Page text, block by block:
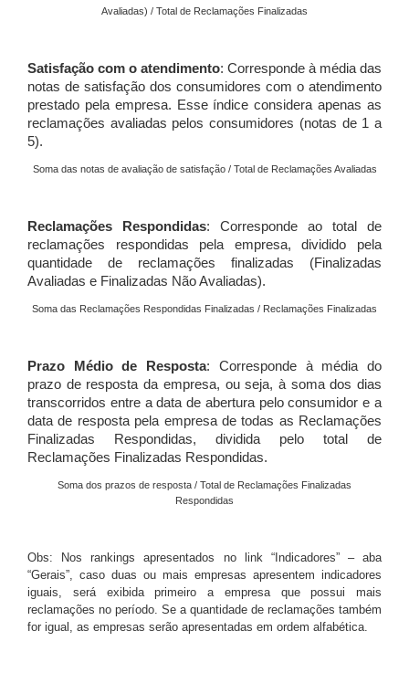
Avaliadas) / Total de Reclamações Finalizadas
Satisfação com o atendimento: Corresponde à média das
notas de satisfação dos consumidores com o atendimento
prestado pela empresa. Esse índice considera apenas as
reclamações avaliadas pelos consumidores (notas de 1 a
5).
Soma das notas de avaliação de satisfação / Total de Reclamações Avaliadas
Reclamações Respondidas: Corresponde ao total de
reclamações respondidas pela empresa, dividido pela
quantidade de reclamações finalizadas (Finalizadas
Avaliadas e Finalizadas Não Avaliadas).
Soma das Reclamações Respondidas Finalizadas / Reclamações Finalizadas
Prazo Médio de Resposta: Corresponde à média do
prazo de resposta da empresa, ou seja, à soma dos dias
transcorridos entre a data de abertura pelo consumidor e a
data de resposta pela empresa de todas as Reclamações
Finalizadas Respondidas, dividida pelo total de
Reclamações Finalizadas Respondidas.
Soma dos prazos de resposta / Total de Reclamações Finalizadas
Respondidas
Obs: Nos rankings apresentados no link “Indicadores” – aba
“Gerais”, caso duas ou mais empresas apresentem indicadores
iguais, será exibida primeiro a empresa que possui mais
reclamações no período. Se a quantidade de reclamações também
for igual, as empresas serão apresentadas em ordem alfabética.